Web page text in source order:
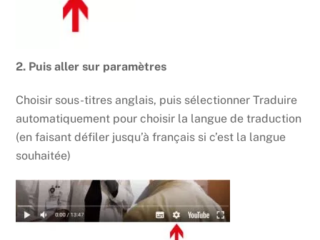
2. Puis aller sur paramètres
Choisir sous-titres anglais, puis sélectionner Traduire
automatiquement pour choisir la langue de traduction
(en faisant défiler jusqu’à français si c’est la langue
souhaitée)